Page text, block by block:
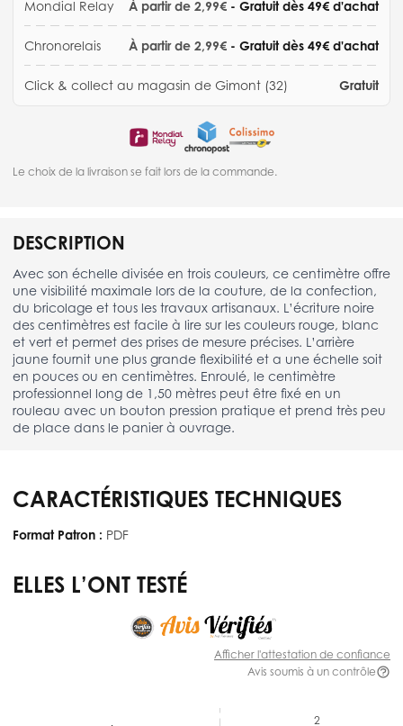
Mondial Relay À partir de 2,99€ - Gratuit dès 49€ d'achat
Chronorelais À partir de 2,99€ - Gratuit dès 49€ d'achat
Click & collect au magasin de Gimont (32) Gratuit
Le choix de la livraison se fait lors de la commande.
DESCRIPTION
Avec son échelle divisée en trois couleurs, ce centimètre offre
une visibilité maximale lors de la couture, de la confection,
du bricolage et tous les travaux artisanaux. L’écriture noire
des centimètres est facile à lire sur les couleurs rouge, blanc
et vert et permet des prises de mesure précises. L’arrière
jaune fournit une plus grande flexibilité et a une échelle soit
en pouces ou en centimètres. Enroulé, le centimètre
professionnel long de 1,50 mètres peut être fixé en un
rouleau avec un bouton pression pratique et prend très peu
de place dans le panier à ouvrage.
CARACTÉRISTIQUES TECHNIQUES
Format Patron : PDF
ELLES L’ONT TESTÉ
Afficher l'attestation de confiance
Avis soumis à un contrôle
2